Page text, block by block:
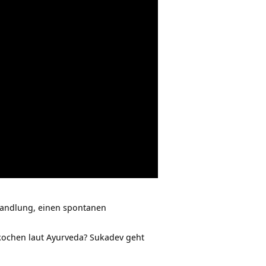
einen spontanen
laut Ayurveda? Sukadev geht